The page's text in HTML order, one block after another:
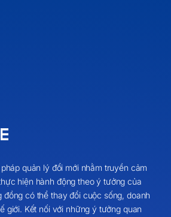
quản lý đổi mới nhằm truyền cảm
hiện hành động theo ý tưởng của
đồng có thể thay đổi cuộc sống, doanh
giới. Kết nối với những ý tưởng quan